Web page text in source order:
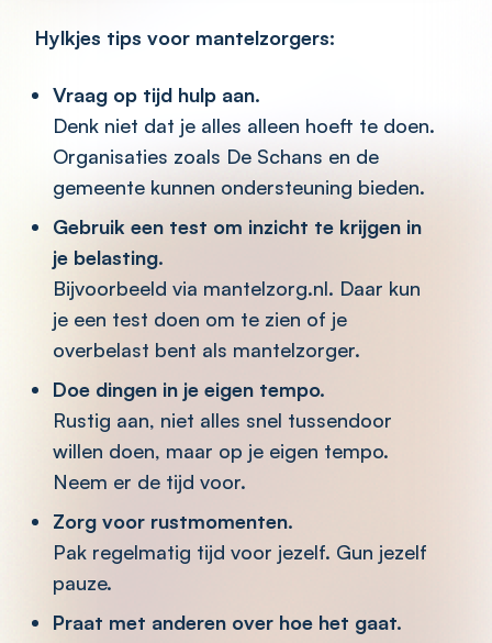
Hylkjes tips voor mantelzorgers:
Vraag op tijd hulp aan.
Denk niet dat je alles alleen hoeft te doen.
Organisaties zoals De Schans en de
gemeente kunnen ondersteuning bieden.
Gebruik een test om inzicht te krijgen in
je belasting.
Bijvoorbeeld via mantelzorg.nl. Daar kun
je een test doen om te zien of je
overbelast bent als mantelzorger.
Doe dingen in je eigen tempo.
Rustig aan, niet alles snel tussendoor
willen doen, maar op je eigen tempo.
Neem er de tijd voor.
Zorg voor rustmomenten.
Pak regelmatig tijd voor jezelf. Gun jezelf
pauze.
Praat met anderen over hoe het gaat.